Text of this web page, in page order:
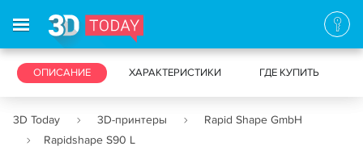
3D-ПРИНТЕРЫ 3D-СКАНЕРЫ
ОПИСАНИЕ ХАРАКТЕРИСТИКИ ГДЕ КУПИТЬ
3D Today 3D-принтеры
Rapid Shape GmbH
Rapidshape S90 L